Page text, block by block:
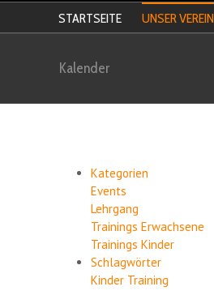
STARTSEITE UNSER VEREIN
Kalender
Kategorien
Events
Lehrgang
Trainings Erwachsene
Trainings Kinder
Schlagwörter
Kinder Training